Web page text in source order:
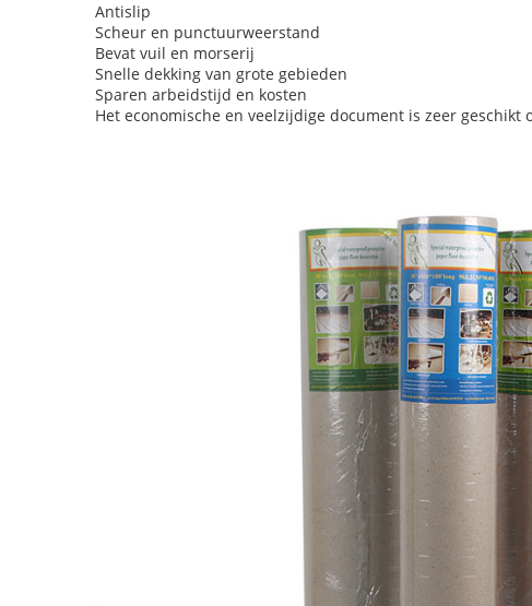
Antislip
Scheur en punctuurweerstand
Bevat vuil en morserij
Snelle dekking van grote gebieden
Sparen arbeidstijd en kosten
Het economische en veelzijdige document is zeer geschikt